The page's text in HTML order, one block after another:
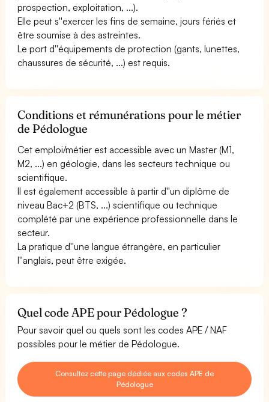
prospection, exploitation, ...).
Elle peut s''exercer les fins de semaine, jours fériés et
être soumise à des astreintes.
Le port d''équipements de protection (gants, lunettes,
chaussures de sécurité, ...) est requis.
Conditions et rémunérations pour le métier
de Pédologue
Cet emploi/métier est accessible avec un Master (M1,
M2, ...) en géologie, dans les secteurs technique ou
scientifique.
Il est également accessible à partir d''un diplôme de
niveau Bac+2 (BTS, ...) scientifique ou technique
complété par une expérience professionnelle dans le
secteur.
La pratique d''une langue étrangère, en particulier
l''anglais, peut être exigée.
Quel code APE pour Pédologue ?
Pour savoir quel ou quels sont les codes APE / NAF
possibles pour le métier de Pédologue.
Consultez cette page dédiée aux codes APE de
Pédologue